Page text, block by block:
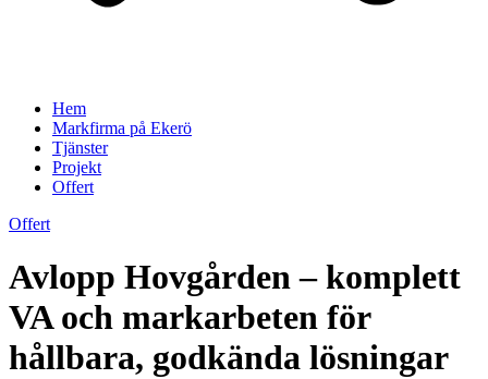
Hem
Markfirma på Ekerö
Tjänster
Projekt
Offert
Offert
Avlopp Hovgården – komplett
VA och markarbeten för
hållbara, godkända lösningar